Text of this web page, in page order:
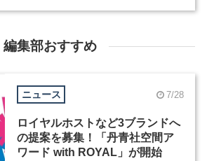
編集部おすすめ
ニュース 7/28
ロイヤルホストなど3ブランドへ
の提案を募集！「丹青社空間ア
ワード with ROYAL」が開始